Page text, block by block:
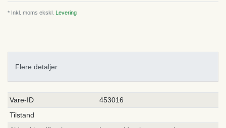
* Inkl. moms ekskl. Levering
Flere detaljer
Ceres::Template.singleItemTechnicalDataAttribute
Ceres::Template.singleItemTechnicalDataValue
Vare-ID
453016
Tilstand